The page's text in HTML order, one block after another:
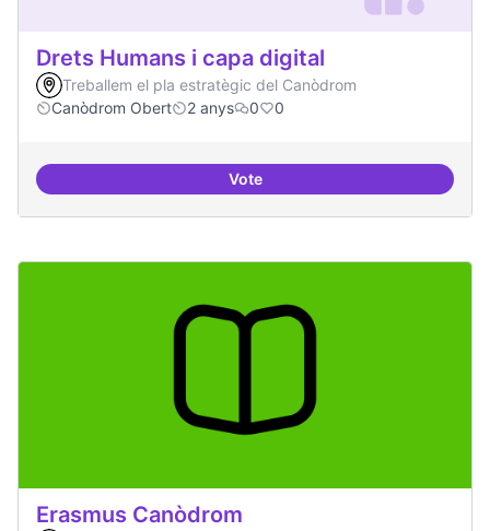
Drets Humans i capa digital
Treballem el pla estratègic del Canòdrom
Canòdrom Obert
2 anys 0 0
VoteDrets Humans i capa digital
Erasmus Canòdrom